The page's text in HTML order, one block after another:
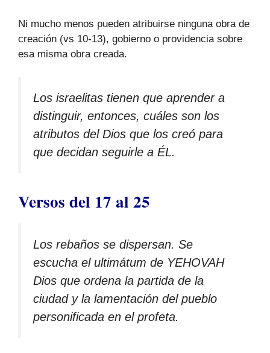
Ni mucho menos pueden atribuirse ninguna obra de
creación (vs 10-13), gobierno o providencia sobre
esa misma obra creada.
Los israelitas tienen que aprender a
distinguir, entonces, cuáles son los
atributos del Dios que los creó para
que decidan seguirle a ÉL.
Versos del 17 al 25
Los rebaños se dispersan. Se
escucha el ultimátum de YEHOVAH
Dios que ordena la partida de la
ciudad y la lamentación del pueblo
personificada en el profeta.